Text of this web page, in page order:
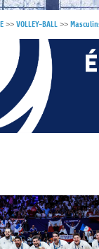
PETITE SPONSO
>> VOLLEY-BALL >>